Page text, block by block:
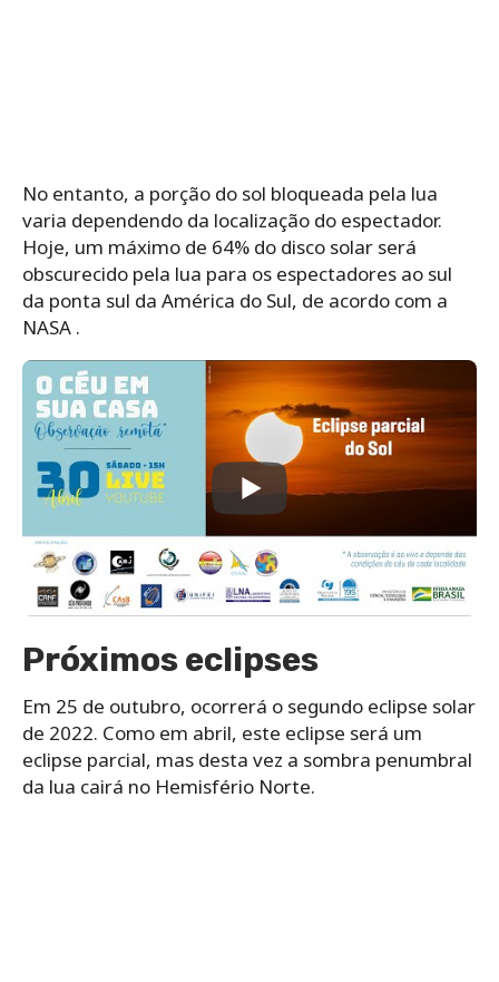
No entanto, a porção do sol bloqueada pela lua
varia dependendo da localização do espectador.
Hoje, um máximo de 64% do disco solar será
obscurecido pela lua para os espectadores ao sul
da ponta sul da América do Sul, de acordo com a
NASA .
Próximos eclipses
Em 25 de outubro, ocorrerá o segundo eclipse solar
de 2022. Como em abril, este eclipse será um
eclipse parcial, mas desta vez a sombra penumbral
da lua cairá no Hemisfério Norte.